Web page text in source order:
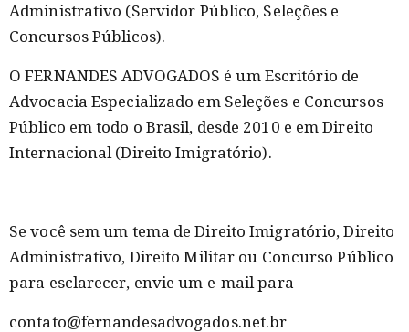
Administrativo (Servidor Público, Seleções e
Concursos Públicos).
O FERNANDES ADVOGADOS é um Escritório de
Advocacia Especializado em Seleções e Concursos
Público em todo o Brasil, desde 2010 e em Direito
Internacional (Direito Imigratório).
Se você sem um tema de Direito Imigratório, Direito
Administrativo, Direito Militar ou Concurso Público
para esclarecer, envie um e-mail para
contato@fernandesadvogados.net.br